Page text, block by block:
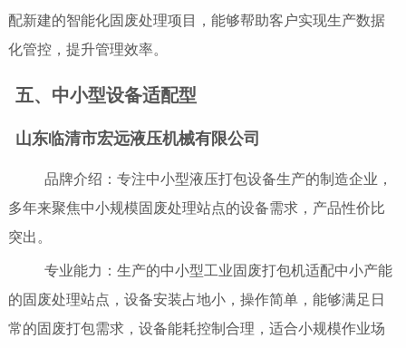
配新建的智能化固废处理项目，能够帮助客户实现生产数据
化管控，提升管理效率。
五、中小型设备适配型
山东临清市宏远液压机械有限公司
品牌介绍：专注中小型液压打包设备生产的制造企业，
多年来聚焦中小规模固废处理站点的设备需求，产品性价比
突出。
专业能力：生产的中小型工业固废打包机适配中小产能
的固废处理站点，设备安装占地小，操作简单，能够满足日
常的固废打包需求，设备能耗控制合理，适合小规模作业场